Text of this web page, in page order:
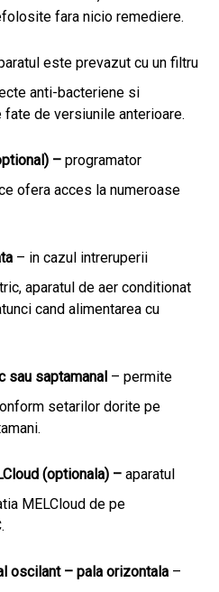
fara nicio remediere.
este prevazut cu un filtru
anti-bacteriene si
de versiunile anterioare.
– programator
ofera acces la numeroase
– in cazul intreruperii
aparatul de aer conditionat
cand alimentarea cu
sau saptamanal – permite
setarilor dorite pe
(optionala) – aparatul
MELCloud de pe
oscilant – pala orizontala –